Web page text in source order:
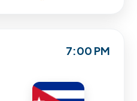
7:00 PM